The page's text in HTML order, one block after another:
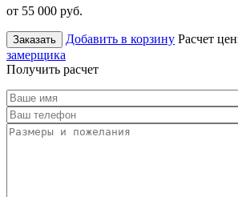
от 55 000 руб.
Заказать Добавить в корзину Расчет
замерщика
Получить расчет